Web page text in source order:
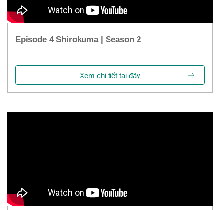
Episode 4 Shirokuma | Season 2
Xem chi tiết tại đây